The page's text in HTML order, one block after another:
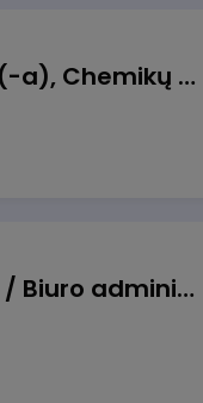
Kasininkas (-ė) - pardavėjas (-a), Chemikų g. 1, Jonava
Pardavimų vadybininkas (-ė) / Biuro administratorius (-ė) (B2B)